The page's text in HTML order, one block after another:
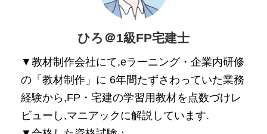
ひろ＠1級FP宅建士
▼教材制作会社にて,eラーニング・企業内研修
の「教材制作」に 6年間たずさわっていた業務
経験から,FP・宅建の学習用教材を点数づけレ
ビューし,マニアックに解説しています.